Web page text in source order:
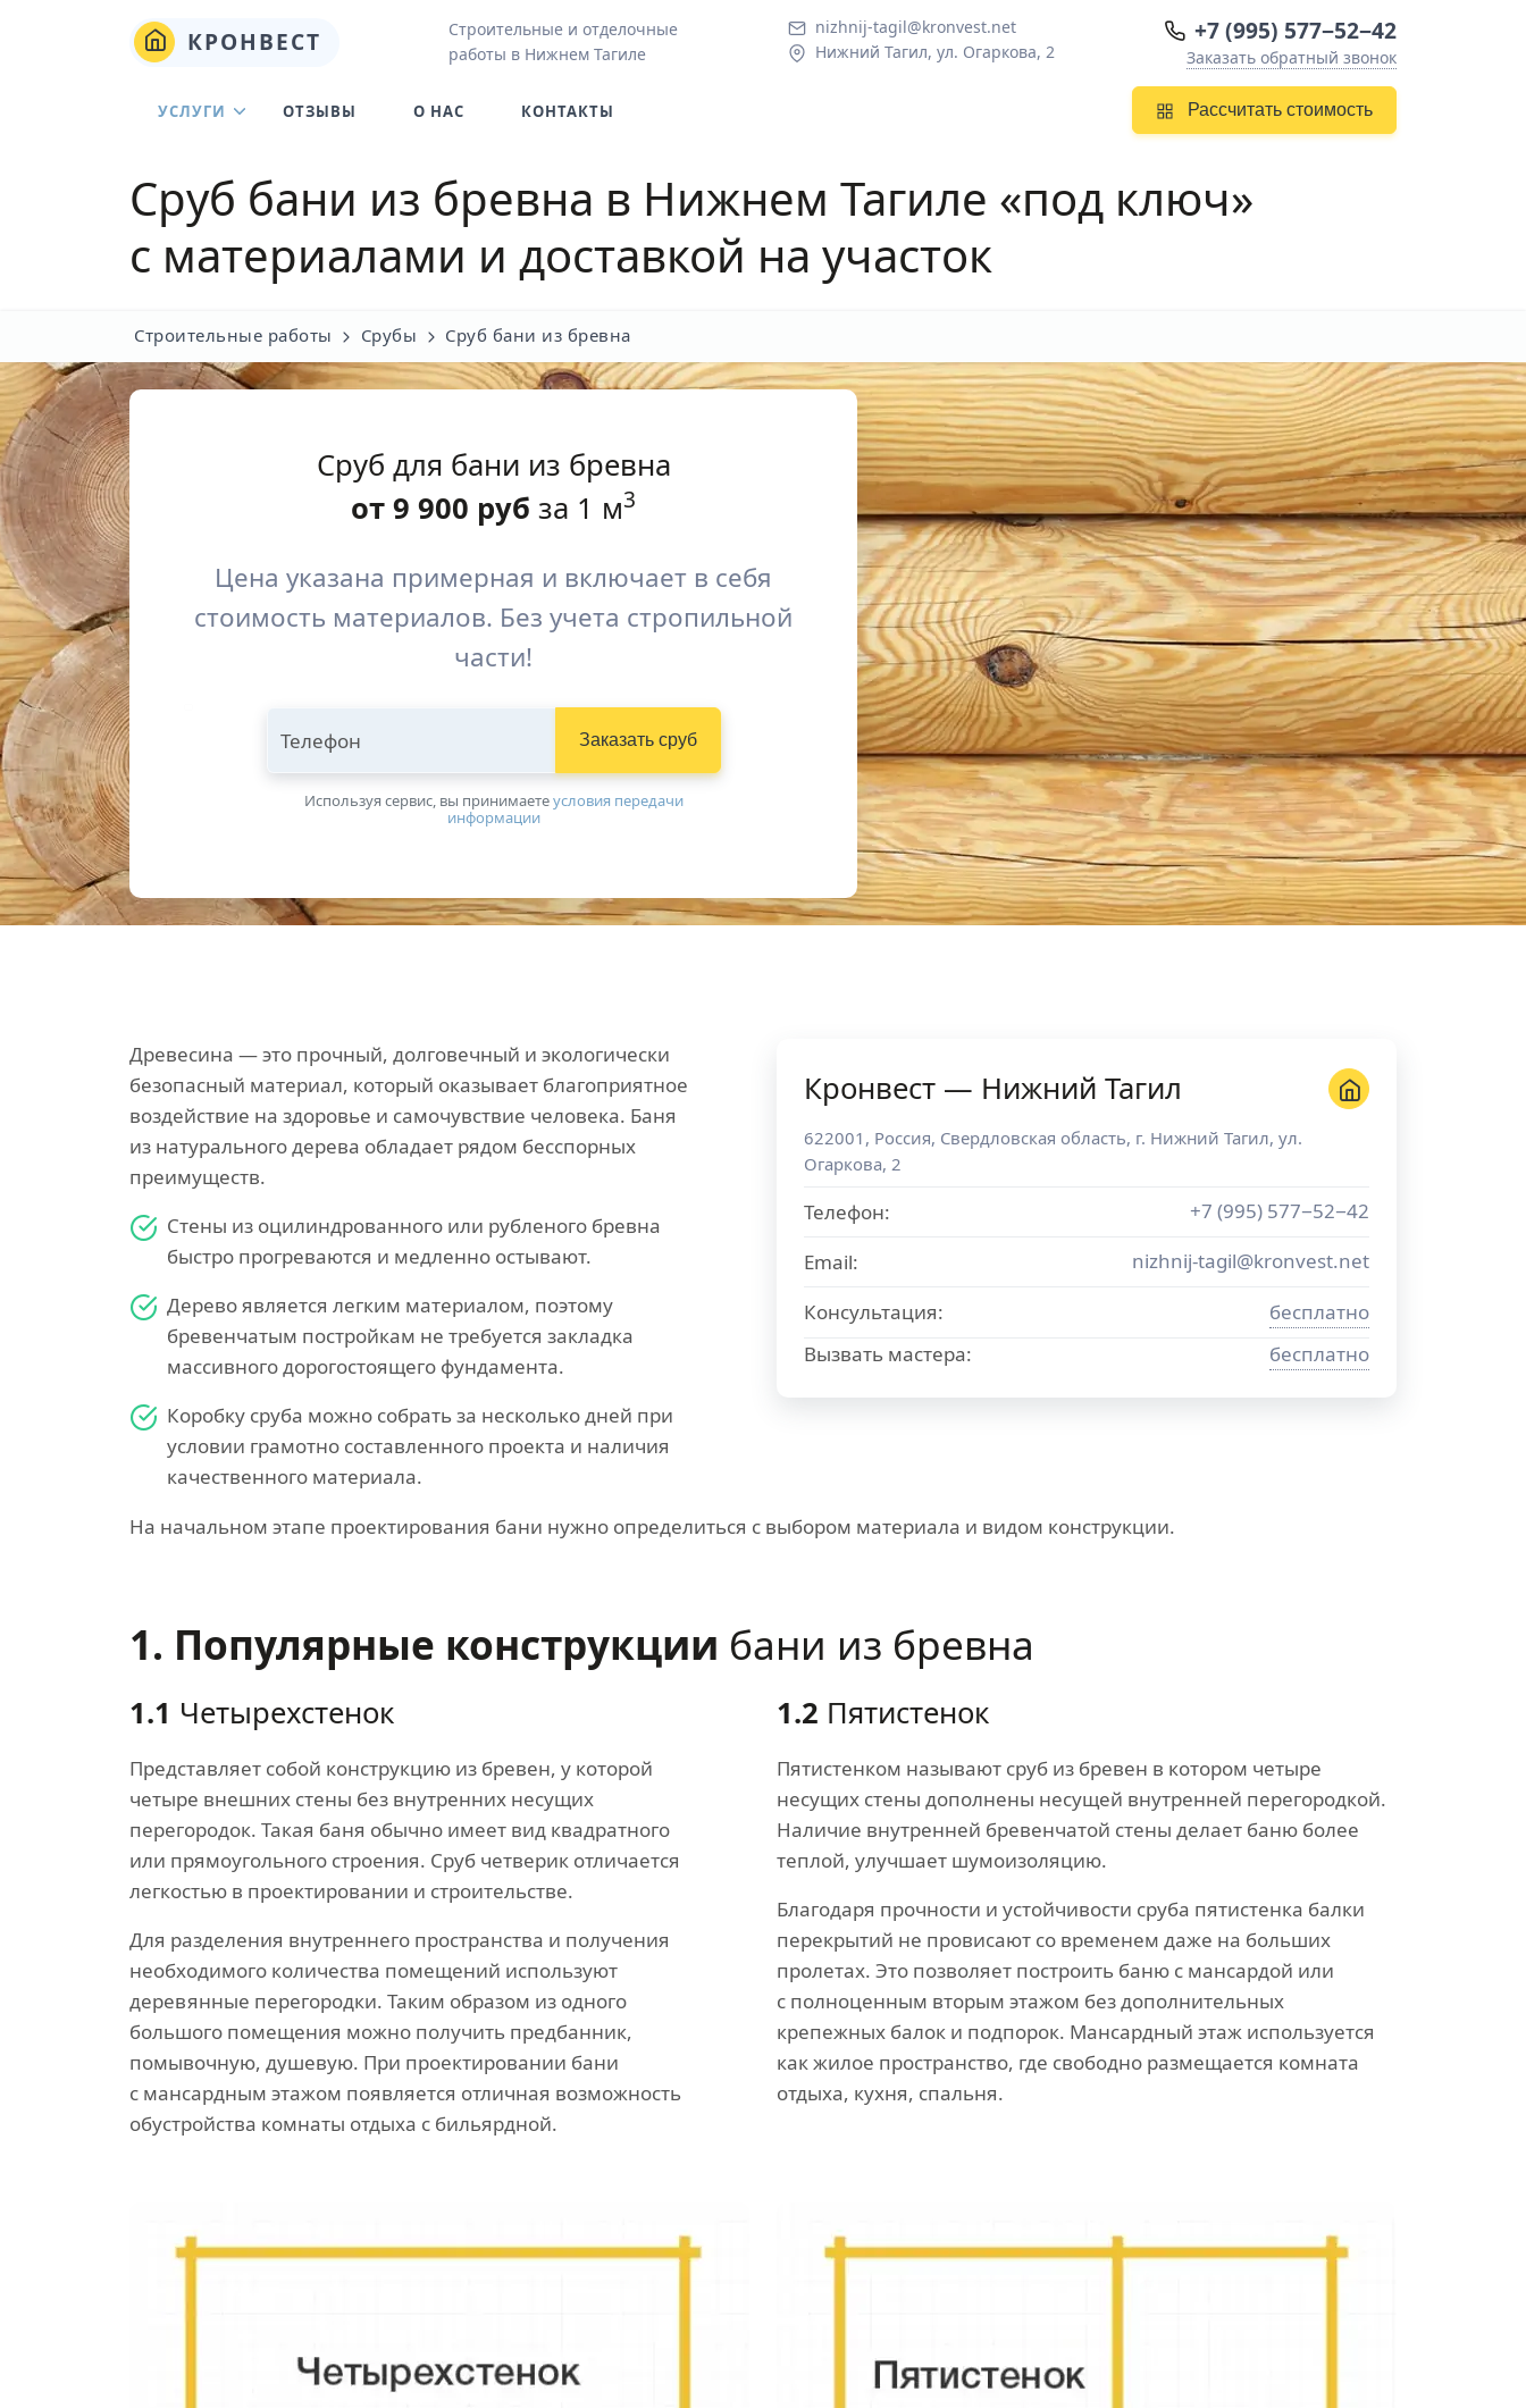
КРОНВЕСТ
Строительные и отделочные
работы в Нижнем Тагиле
nizhnij-tagil@kronvest.net
Нижний Тагил, ул. Огаркова, 2
+7 (995) 577−52−42
Заказать обратный звонок
Рассчитать стоимость
УСЛУГИ ОТЗЫВЫ О НАС КОНТАКТЫ
Сруб бани из бревна в Нижнем Тагиле «под ключ»
с материалами и доставкой на участок
Строительные работы Срубы Сруб бани из бревна
Сруб для бани из бревна
от 9 900 руб за 1 м3
Цена указана примерная и включает в себя
стоимость материалов. Без учета стропильной
части!
Телефон Заказать сруб
Используя сервис, вы принимаетeусловия передачи
информации
Древесина — это прочный, долговечный и экологически
безопасный материал, который оказывает благоприятное
воздействие на здоровье и самочувствие человека. Баня
из натурального дерева обладает рядом бесспорных
преимуществ.
Стены из оцилиндрованного или рубленого бревна
быстро прогреваются и медленно остывают.
Дерево является легким материалом, поэтому
бревенчатым постройкам не требуется закладка
массивного дорогостоящего фундамента.
Коробку сруба можно собрать за несколько дней при
условии грамотно составленного проекта и наличия
качественного материала.
Кронвест — Нижний Тагил
622001 , Россия, Свердловская область, г. Нижний Тагил, ул.
Огаркова, 2
Телефон:
+7 (995) 577−52−42
Email:
nizhnij-tagil@kronvest.net
Консультация:
бесплатно
Вызвать мастера:
бесплатно
На начальном этапе проектирования бани нужно определиться с выбором материала и видом конструкции.
1. Популярные конструкции бани из бревна
1.1 Четырехстенок
Представляет собой конструкцию из бревен, у которой
четыре внешних стены без внутренних несущих
перегородок. Такая баня обычно имеет вид квадратного
или прямоугольного строения. Сруб четверик отличается
легкостью в проектировании и строительстве.
Для разделения внутреннего пространства и получения
необходимого количества помещений используют
деревянные перегородки. Таким образом из одного
большого помещения можно получить предбанник,
помывочную, душевую. При проектировании бани
с мансардным этажом появляется отличная возможность
обустройства комнаты отдыха с бильярдной.
1.2 Пятистенок
Пятистенком называют сруб из бревен в котором четыре
несущих стены дополнены несущей внутренней перегородкой.
Наличие внутренней бревенчатой стены делает баню более
теплой, улучшает шумоизоляцию.
Благодаря прочности и устойчивости сруба пятистенка балки
перекрытий не провисают со временем даже на больших
пролетах. Это позволяет построить баню с мансардой или
с полноценным вторым этажом без дополнительных
крепежных балок и подпорок. Мансардный этаж используется
как жилое пространство, где свободно размещается комната
отдыха, кухня, спальня.